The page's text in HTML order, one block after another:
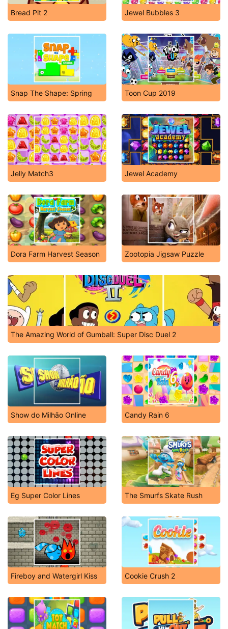
Bread Pit 2 Jewel Bubbles 3
Snap The Shape: Spring Toon Cup 2019
Jelly Match3 Jewel Academy
Dora Farm Harvest Season Zootopia Jigsaw Puzzle
The Amazing World of Gumball: Super Disc Duel 2
Show do Milhão Online Candy Rain 6
Eg Super Color Lines The Smurfs Skate Rush
Fireboy and Watergirl Kiss Cookie Crush 2